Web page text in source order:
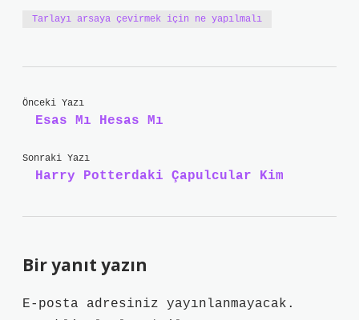
Tarlayı arsaya çevirmek için ne yapılmalı
Önceki Yazı
Esas Mı Hesas Mı
Sonraki Yazı
Harry Potterdaki Çapulcular Kim
Bir yanıt yazın
E-posta adresiniz yayınlanmayacak.